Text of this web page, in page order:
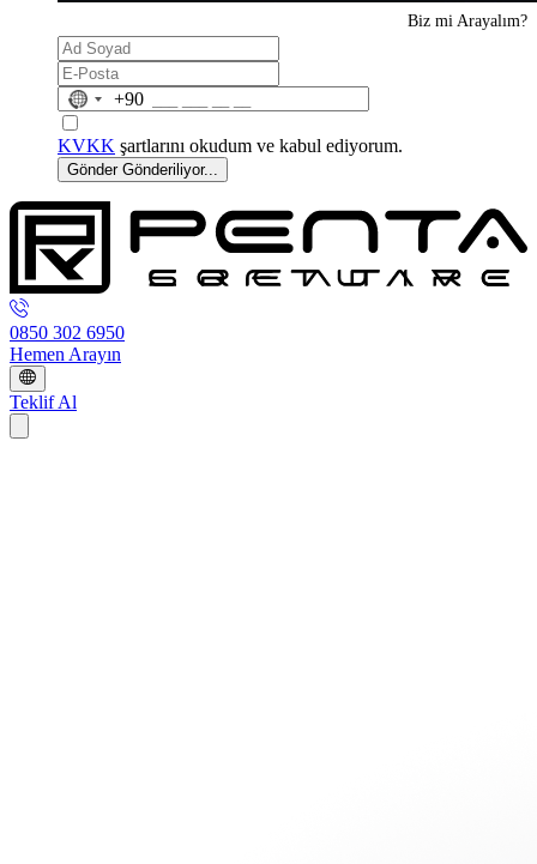
Biz mi Arayalım?
No
selected
+90
KVKK şartlarını okudum ve kabul ediyorum.
Gönder Gönderiliyor...
0850 302 6950
Hemen Arayın
Teklif Al